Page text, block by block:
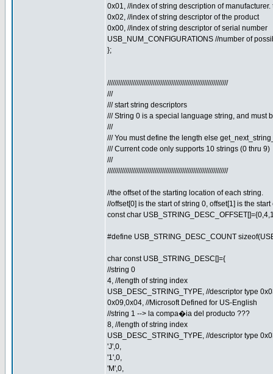
0x01, //index of string description of
0x02, //index of string descriptor of the product
0x00, //index of string descriptor of serial number
USB_NUM_CONFIGURATIONS //number of
};
//////////////////////////////////////////////////////////////////
///
/// start string descriptors
/// String 0 is a special language string, and must
///
/// You must define the length else
/// Current code only supports 10 strings (0 thru 9)
///
//////////////////////////////////////////////////////////////////
//the offset of the starting location of each string.
//offset[0] is the start of string 0, offset[1] is the start
const char
#define USB_STRING_DESC_COUNT
char const USB_STRING_DESC[]={
//string 0
4, //length of string index
USB_DESC_STRING_TYPE, //descriptor type
0x09,0x04, //Microsoft Defined for US-English
//string 1 --> la compa�ia del producto ???
8, //length of string index
USB_DESC_STRING_TYPE, //descriptor type
'J',0,
'1',0,
'M',0,